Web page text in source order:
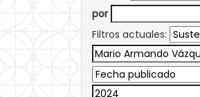
por
Filtros actuales: